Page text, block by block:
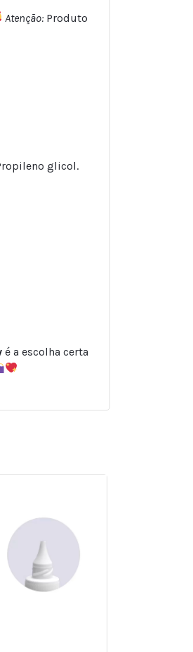
Atenção: Produto
glicol.
é a escolha certa